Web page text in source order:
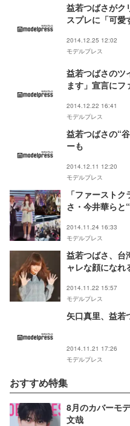
益若つばさがク
スプレに「可愛
2014.12.25 12:02
モデルプレス
益若つばさのツ
ます」宣言にフ
2014.12.22 16:41
モデルプレス
益若つばさの“
ーも
2014.12.11 12:20
モデルプレス
「ファースト
さ・今井華ら
2014.11.24 16:33
モデルプレス
益若つばさ、台
ャレな顔になれ
2014.11.22 15:57
モデルプレス
矢口真里、益若
2014.11.21 17:26
モデルプレス
おすすめ特集
8月のカバーモ
文哉